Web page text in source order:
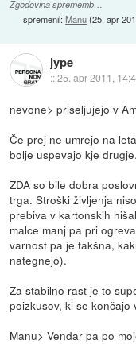
Zgodovina sprememb…
spremenil:Manu(25. apr
jype
::25. apr 2011,
nevone> priseljujejo v
Če prej ne umrejo na
bolje uspevajo kje drugje.
ZDA so bile dobra
trga. Stroški življenja
prebiva v kartonskih
malce manj pa pri
varnost pa je takšna,
nategnejo).
Za stabilno rast je to
poizkusov, ki se končajo
Manu> Vendar pa po